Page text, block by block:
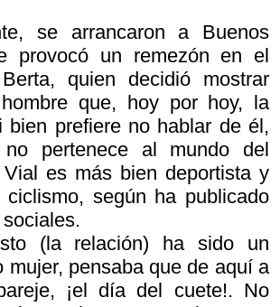
se arrancaron a Buenos
provocó un remezón en el
quien decidió mostrar
que, hoy por hoy, la
bien prefiere no hablar de él,
pertenece al mundo del
Vial es más bien deportista y
ciclismo, según ha publicado
(la relación) ha sido un
mujer, pensaba que de aquí a
¡el día del cuete!. No